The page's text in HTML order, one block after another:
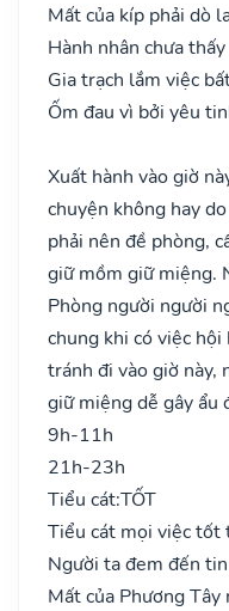
Mất của kíp phải dò
Hành nhân chưa
Gia trạch lắm việc
Ốm đau vì bởi yêu
Xuất hành vào giờ
chuyện không hay
phải nên đề phòng,
giữ mồm giữ miệng.
Phòng người người
chung khi có việc
tránh đi vào giờ này,
giữ miệng dễ gây ẩu
9h-11h
21h-23h
Tiểu cát:TỐT
Tiểu cát mọi việc tốt
Người ta đem đến
Mất của Phương Tây